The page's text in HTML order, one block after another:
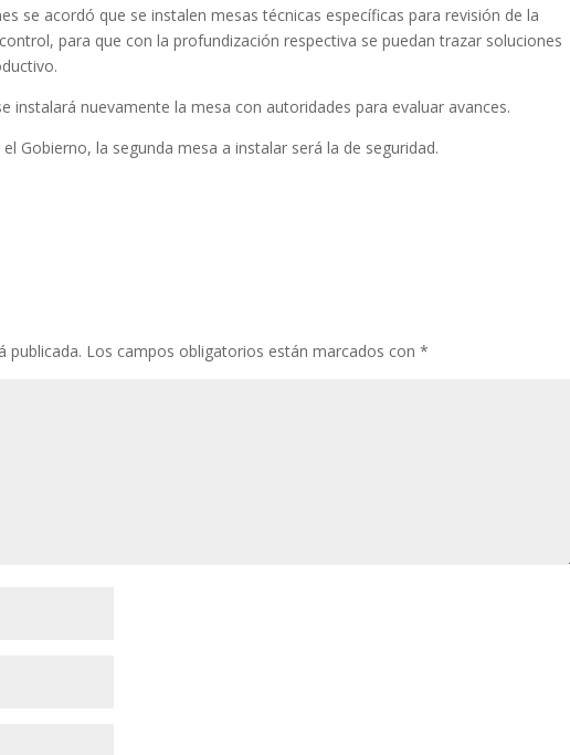
se acordó que se instalen mesas técnicas específicas para revisión de la
para que con la profundización respectiva se puedan trazar soluciones
instalará nuevamente la mesa con autoridades para evaluar avances.
Gobierno, la segunda mesa a instalar será la de seguridad.
publicada. Los campos obligatorios están marcados con*